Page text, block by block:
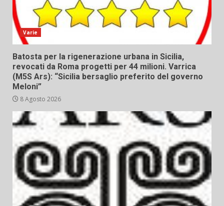
Varie
Batosta per la rigenerazione urbana in Sicilia,
revocati da Roma progetti per 44 milioni. Varrica
(M5S Ars): “Sicilia bersaglio preferito del governo
Meloni”
8 Agosto 2026